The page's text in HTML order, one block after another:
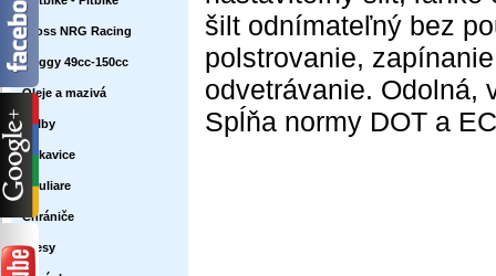
Cross NRG Racing
Buggy 49cc-150cc
Oleje a mazivá
Prilby
Rukavice
Okuliare
Chrániče
Dresy
šilt odnímateľný bez
polstrovanie,
odvetrávanie. Odolná,
Spĺňa normy DOT a